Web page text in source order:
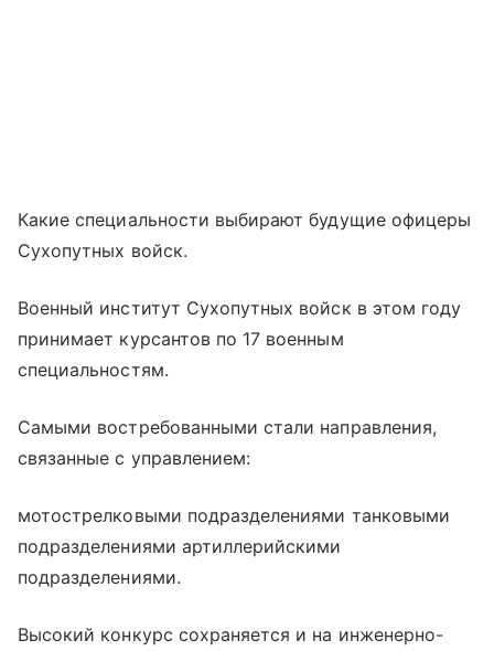
Какие специальности выбирают будущие офицеры
Сухопутных войск.
Военный институт Сухопутных войск в этом году
принимает курсантов по 17 военным
специальностям.
Самыми востребованными стали направления,
связанные с управлением:
мотострелковыми подразделениями танковыми
подразделениями артиллерийскими
подразделениями.
Высокий конкурс сохраняется и на инженерно-